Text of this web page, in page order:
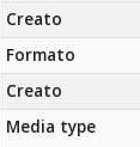
Creato
Formato
Creato
Media type